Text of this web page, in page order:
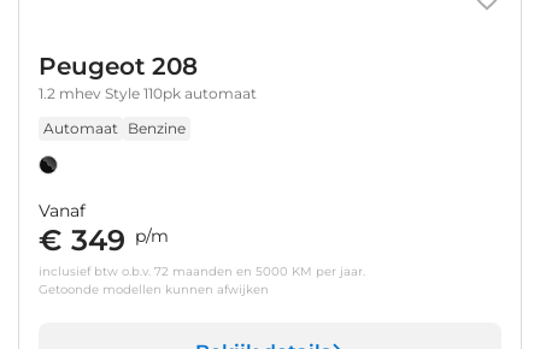
Peugeot 208
1.2 mhev Style 110pk automaat
Automaat Benzine
Vanaf
€ 349 p/m
inclusief btw o.b.v. 72 maanden en 5000 KM per jaar.
Getoonde modellen kunnen afwijken